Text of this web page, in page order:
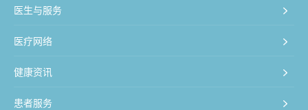
医生与服务
医疗网络
健康资讯
患者服务